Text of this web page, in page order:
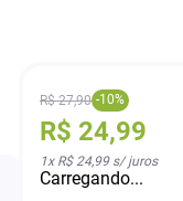
R$ 27,90 -10%
R$ 24,99
1x R$ 24,99s/ juros
Carregando...